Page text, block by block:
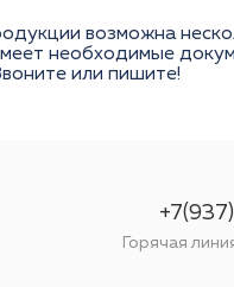
возможна
необходимые
или пишите!
Горячая